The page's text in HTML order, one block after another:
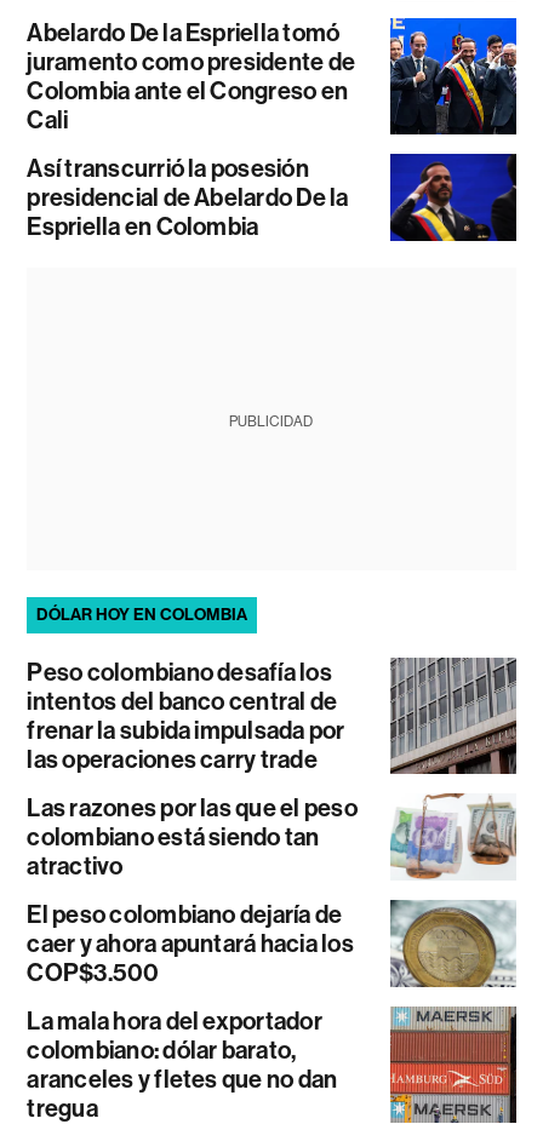
Abelardo De la Espriella tomó
juramento como presidente de
Colombia ante el Congreso en
Cali
Así transcurrió la posesión
presidencial de Abelardo De la
Espriella en Colombia
PUBLICIDAD
DÓLAR HOY EN COLOMBIA
Peso colombiano desafía los
intentos del banco central de
frenar la subida impulsada por
las operaciones carry trade
Las razones por las que el peso
colombiano está siendo tan
atractivo
El peso colombiano dejaría de
caer y ahora apuntará hacia los
COP$3.500
La mala hora del exportador
colombiano: dólar barato,
aranceles y fletes que no dan
tregua